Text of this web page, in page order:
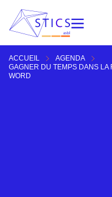
ACCUEIL
AGENDA
GAGNER DU TEMPS DANS
WORD